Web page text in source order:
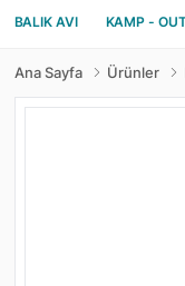
BALIK AVI KAMP -
Ana Sayfa Ürünler